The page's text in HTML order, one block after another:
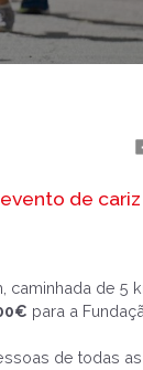
de cariz
de 5
para a
de todas as